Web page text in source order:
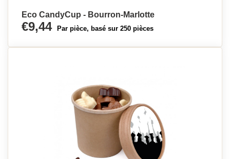
Eco CandyCup - Bourron-Marlotte
€9,44 Par pièce, basé sur 250 pièces